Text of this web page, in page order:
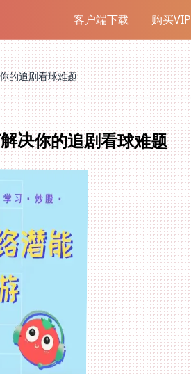
客户端下载 购买VIP
的追剧看球难题
决你的追剧看球难题